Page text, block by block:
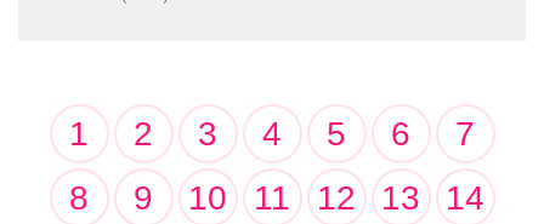
1 2 3 4 5 6
7
8
9 10 11 12 13
14